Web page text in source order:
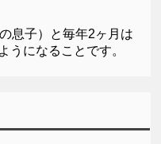
息子）と毎年2ヶ月は
うになることです。